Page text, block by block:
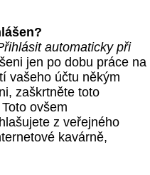
automaticky při
jen po dobu práce na
vašeho účtu někým
zaškrtněte toto
ovšem
z veřejného
kavárně,